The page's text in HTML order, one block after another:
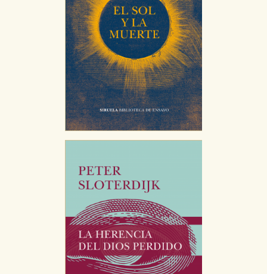
Cookies de publicidad y redes sociales
Estas cookies son gestionadas por nuestros socios
publicitarios y se utilizan para mostrar publicidad
relevante para sus intereses en otros sitios. No
almacenan directamente información personal sino
que se basan en la identificación única de su
navegador y dispositivo de internet.
GUARDAR CONFIGURACIÓN